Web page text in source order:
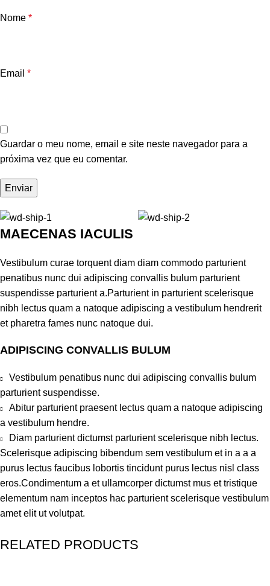
Nome *
Email *
Guardar o meu nome, email e site neste navegador para a
próxima vez que eu comentar.
MAECENAS IACULIS
Vestibulum curae torquent diam diam commodo parturient
penatibus nunc dui adipiscing convallis bulum parturient
suspendisse parturient a.Parturient in parturient scelerisque
nibh lectus quam a natoque adipiscing a vestibulum hendrerit
et pharetra fames nunc natoque dui.
ADIPISCING CONVALLIS BULUM
Vestibulum penatibus nunc dui adipiscing convallis bulum
parturient suspendisse.
Abitur parturient praesent lectus quam a natoque adipiscing
a vestibulum hendre.
Diam parturient dictumst parturient scelerisque nibh lectus.
Scelerisque adipiscing bibendum sem vestibulum et in a a a
purus lectus faucibus lobortis tincidunt purus lectus nisl class
eros.Condimentum a et ullamcorper dictumst mus et tristique
elementum nam inceptos hac parturient scelerisque vestibulum
amet elit ut volutpat.
RELATED PRODUCTS